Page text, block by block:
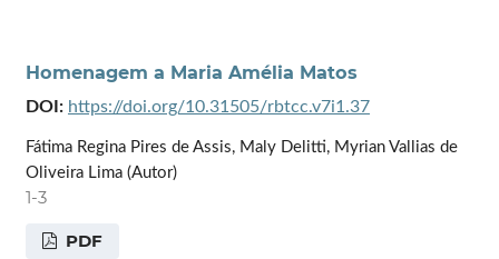
Homenagem a Maria Amélia Matos
DOI: https://doi.org/10.31505/rbtcc.v7i1.37
Fátima Regina Pires de Assis, Maly Delitti, Myrian Vallias de
Oliveira Lima (Autor)
1-3
PDF